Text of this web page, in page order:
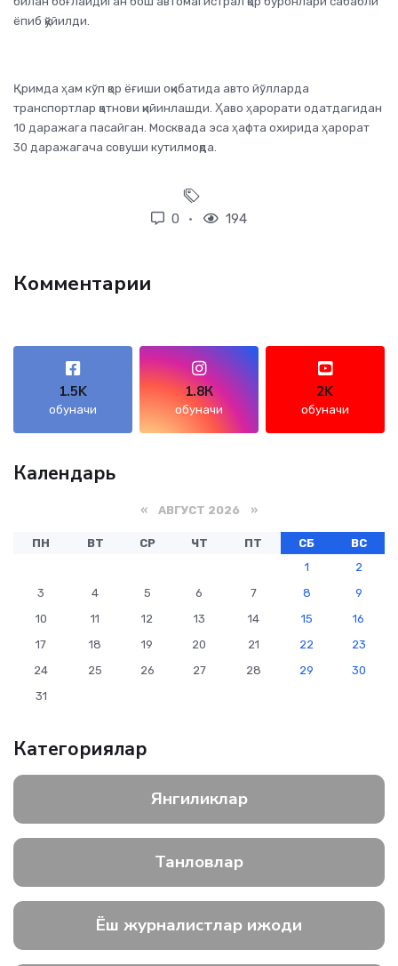
ёпиб қўйилди.
Қримда ҳам кўп қор ёғиши оқибатида авто йўлларда
транспортлар қатнови қийинлашди. Ҳаво ҳарорати одатдагидан
10 даражага пасайган. Москвада эса ҳафта охирида ҳарорат
30 даражагача совуши кутилмоқда.
0 194
Комментарии
1.5K
обуначи
1.8К
обуначи
2K
обуначи
Календарь
« АВГУСТ 2026 »
ПН ВТ СР ЧТ ПТ СБ
ВС
1
2
3
4 5 6 7 8
9
10
11 12 13 14 15
16
17
18 19 20 21 22
23
24
25 26 27 28 29
30
31
Категориялар
Янгиликлар
Танловлар
Ёш журналистлар ижоди